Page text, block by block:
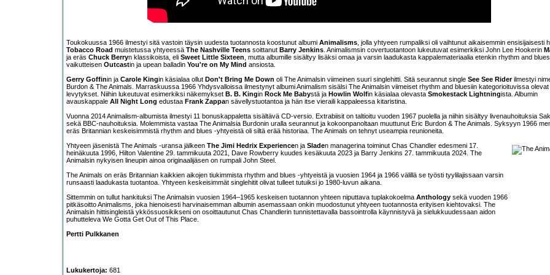
Toukokuussa 1966 ilmestyi sitä vastoin täysin uudesta tuotannosta koostunut albumi Animalisms, jolla yhtyeen rumpaliksi oli vaihtunut aikaisemmin ensisijaisesti
Tobacco Road muistetussa yhtyeessä The Nashville Teens soittanut Barry Jenkins. Animalismsin covertuotantoon lukeutuvat esimerkiksi John Lee Hookerin
ja eräs Chuck Berryn klassikoista, eli Sweet Little Sixteen, mutta albumille sisältyy lisäksi omaa ja varsin laadukasta kappalemateriaalia etenkin rhythm and
vaikutteisen Outcastin ja upean balladin You're on My Mind ansiosta.
Gerry Goffinin ja Carole Kingin käsialaa ollut Don't Bring Me Down oli The Animalsin viimeinen suuri singlehitti. Sitä seurannut single See See Riderilmestyi
Burdon & The Animals. Marraskuussa 1966 Yhdysvalloissa ilmestynyt albumi Animalism sisälsi The Animalsin viimeiset rhythm and bluesiin kategorioituvissa olevat
levytykset. Niihin lukeutuvat esimerkiksi näkemykset B. B. Kingin Rock Me Babystä ja Howlin Wolfin käsialaa olevasta Smokestack Lightningista. Albumin
avauskappale All Night Long edustaa Frank Zappan sävellystuotantoa ja hän itse vieraili kappaleessa kitaristina.
Vuonna 2014 Animalism-albumista ilmestyi 11 bonuskappaletta sisältävä CD-versio. Extrabiisit on taltioitu vuoden 1967 puolella ja niihin sisältyy livenauhoituksia
sekä BBC-nauhoituksia. Molemmista vastaa The Animalsia Burdonin uralla seurannut ja kokoonpanoltaan muuttunut Eric Burdon & The Animals. Syksyyn 1966
eräs Britannian keskeisimmistä rhythm and blues -yhtyeistä oli siltä erää historiaa. The Animals on tehnyt useampia reunioneita.
Yhtyeen jäsenistä The Animals -uransa jälkeen The Jimi Hedrix Experiencen ja Sladen managerina toiminut Chas Chandler edesmeni 17.
heinäkuuta 1996, Hilton Valentine 29. tammikuuta 2021, Dave Rowberry kuudes kesäkuuta 2023 ja Barry Jenkins 27. tammikuuta 2024. The
Animalsin nykyisen lineupin ainoa originaalijäsen on rumpali John Steel.
The Animals on eräs Britannian kaikkien aikojen tiukimmista rhythm and blues -yhtyeistä ja vuosien 1964 ja 1966 välillä se työsti tyylilajissaan varsin
runsaasti laadukasta tuotantoa. Yhtyeen keskeisimmät singlehitit olivat tulleet tutuiksi jo 1980-luvun aikana.
Sittemmin on tullut hankituksi The Animalsin vuosien 1964–1965 keskeisen tuotannon yhteen niputtava tuplakokoelma Anthology sekä vuoden 1966
pitkäsoitto Animalisms, joka hienoisesti harvinaisemman albumin asemassaan onkin muodostunut yhtyeen tuotannosta erityisen kiehtovaksi. The
Animalsin hittisingleistä ykkössuosikikseni on osoittautunut Chas Chandlerin tunnistettavalla bassointrolla käynnistyvä ja sielukkuudessaan aidon
puhutteleva We Gotta Get Out of This Place.
Pertti Pulkkanen
Lukukertoja: 681